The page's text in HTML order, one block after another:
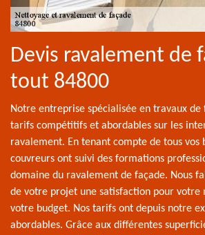
Devis ravalement de
tout 84800
Notre entreprise spécialisée en travaux de
tarifs compétitifs et abordables sur les
ravalement. En tenant compte de tous vos
couvreurs ont suivi des formations
domaine du ravalement de façade. Nous
de votre projet une satisfaction pour votre
votre budget. Nos tarifs ont depuis notre
abordables. Grâce aux différentes